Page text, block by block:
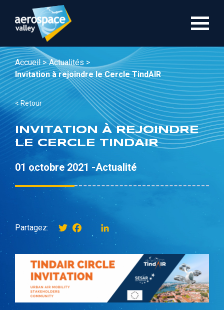
contenu
Accueil > Actualités >
Invitation à rejoindre le Cercle TindAIR
< Retour
INVITATION À REJOINDRE
LE CERCLE TINDAIR
01 octobre 2021 -Actualité
Partagez: TwitterFacebookinstagram
LinkedIn